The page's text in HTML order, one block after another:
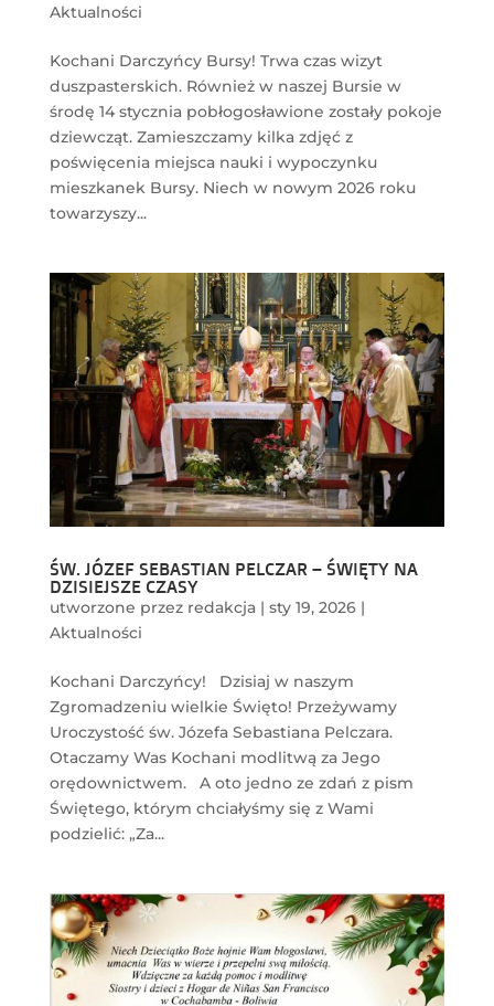
Aktualności
Kochani Darczyńcy Bursy! Trwa czas wizyt
duszpasterskich. Również w naszej Bursie w
środę 14 stycznia pobłogosławione zostały pokoje
dziewcząt. Zamieszczamy kilka zdjęć z
poświęcenia miejsca nauki i wypoczynku
mieszkanek Bursy. Niech w nowym 2026 roku
towarzyszy...
ŚW. JÓZEF SEBASTIAN PELCZAR – ŚWIĘTY NA
DZISIEJSZE CZASY
utworzone przez redakcja| sty 19, 2026|
Aktualności
Kochani Darczyńcy! Dzisiaj w naszym
Zgromadzeniu wielkie Święto! Przeżywamy
Uroczystość św. Józefa Sebastiana Pelczara.
Otaczamy Was Kochani modlitwą za Jego
orędownictwem. A oto jedno ze zdań z pism
Świętego, którym chciałyśmy się z Wami
podzielić: „Za...